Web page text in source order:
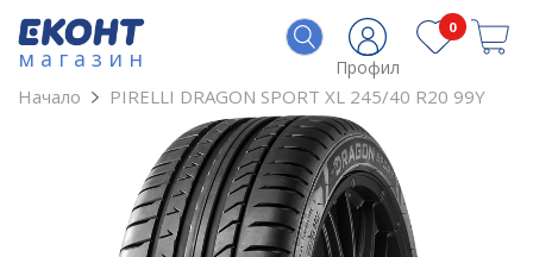
магазин Профил
0
Начало PIRELLI DRAGON SPORT XL 245/40 R20 99Y